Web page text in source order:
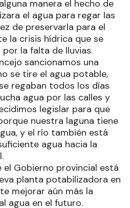
manera el hecho de
el agua para regar las
de preservarla para el
la crisis hídrica que se
la falta de lluvias.
sancionamos una
se tire el agua potable,
regaban todos los días
agua por las calles y
legislar para que
nuestra laguna tiene
y el río también está
agua hacia la
el Gobierno provincial está
planta potabilizadora en
mejorar aún más la
agua en el futuro.